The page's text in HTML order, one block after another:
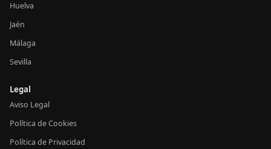
Huelva
Jaén
Málaga
Sevilla
Legal
Aviso Legal
Política de Cookies
Política de Privacidad